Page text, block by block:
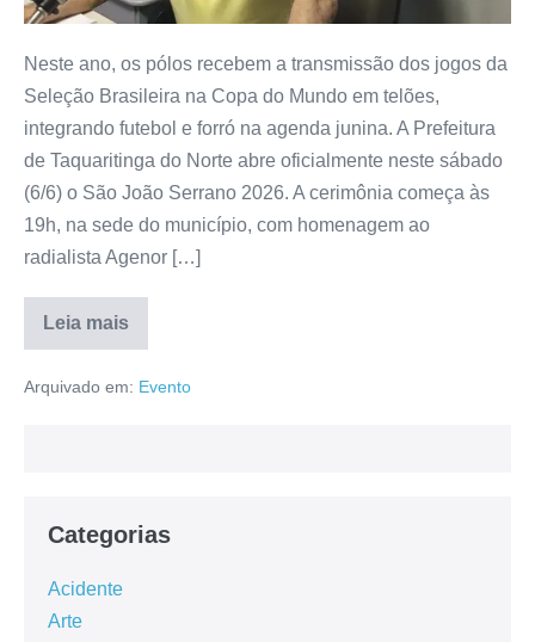
Neste ano, os pólos recebem a transmissão dos jogos da
Seleção Brasileira na Copa do Mundo em telões,
integrando futebol e forró na agenda junina. A Prefeitura
de Taquaritinga do Norte abre oficialmente neste sábado
(6/6) o São João Serrano 2026. A cerimônia começa às
19h, na sede do município, com homenagem ao
radialista Agenor […]
Leia mais
Arquivado em: Evento
Categorias
Acidente
Arte